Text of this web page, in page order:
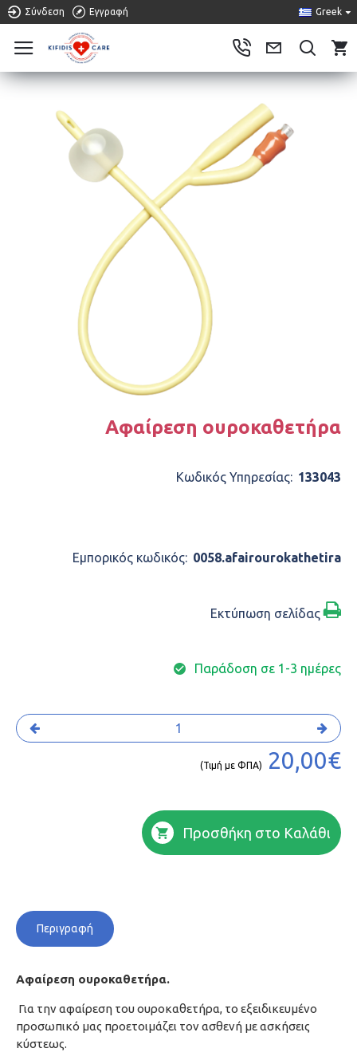
Σύνδεση Εγγραφή Greek
Αφαίρεση ουροκαθετήρα
Κωδικός Υπηρεσίας: 133043
Εμπορικός κωδικός: 0058.afairourokathetira
Παράδοση σε 1-3 ημέρες
(Τιμή με ΦΠΑ) 20,00€
Προσθήκη στο Καλάθι
Εκτύπωση σελίδας
Περιγραφή
Αφαίρεση ουροκαθετήρα.
Για την αφαίρεση του ουροκαθετήρα, το εξειδικευμένο
προσωπικό μας προετοιμάζει τον ασθενή με ασκήσεις
κύστεως.